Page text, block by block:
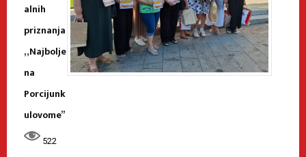
alnih
priznanja
„Najbolje
na
Porcijunk
ulovome”
522